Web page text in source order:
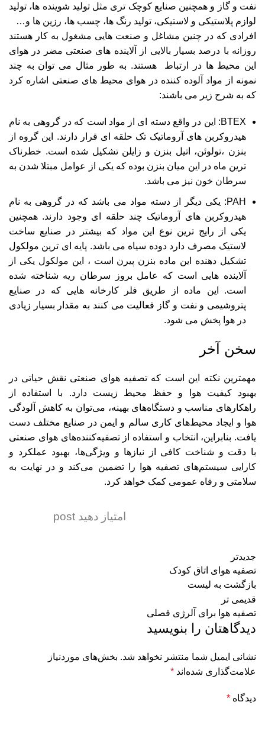
نفت و گاز و همچنین صنایع کوچک تری مثل تولید شوینده ها، تولید
لوازم پلاستیکی و لاستیکی، تولید رنگ ها، چسب ها، رزین ها و…
افرادی که در چنین مشاغل و صنعت هایی مشغول به کار هستند
روزانه با درصد بسیار بالایی از آلاینده های صنعتی مضر در هوای
این محیط ها در ارتباط هستند. به طور مثال می توان به چند
نمونه از مواد آلوده کننده در هوای محیط های صنعتی اشاره کرد
که به شرح زیر می باشند:
BTEX: این در واقع دسته ای از مواد است که در گروهی به نام
هیدروکربن های آروماتیک تک حلقه ای قرار دارند. این گروه از
بنزن ،تولوئن، اتیل بنزن و زایلن تشکیل شده است. خطرناک
ترین ماه در این میان بنزن بوده که یکی از عوامل مبتلا شدن به
سرطان خون نیز می باشد.
PAH: یکی دیگر از دسته مواد می باشد که در گروهی به نام
هیدروکربن های آروماتیک چند حلقه ای وجود دارند. همچنین
یکی از رایج ترین نوع این مواد که بیشتر در صنایع ساخت
لاستیک مصرف دارد دوده سیاه می باشد. پایه ای ترین مولکول
تشکیل دهنده این ماده بنزن پیرن است ، این مولکول یکی از
آلاینده هایی است که عامل بروز سرطان ریه شناخته شده
است. این ماده از طریق فلر کارخانه هایی که در صنایع
پتروشیمی و نفت و گاز فعالیت می کنند به مقدار بسیار زیادی
در هوا پخش می شود.
سخن آخر
مهمترین نکته این است که تصفیه هوای صنعتی نقش حیاتی در
بهبود کیفیت هوا و حفظ محیط زیست دارد. با استفاده از
راهکارهای مناسب و دستگاه‌های بهینه، می‌توان به کاهش آلودگی
هوا و ایجاد محیط‌های کاری سالم و ایمن در صنایع مختلف دست
یافت. بنابراین، انتخاب و استفاده از تصفیه‌کننده‌های هوای صنعتی
با دقت و شناخت کافی از نیازها و ویژگی‌ها، بهبود عملکرد و
کارایی سیستم‌های تصفیه هوا را تضمین می‌کند و در نهایت به
سلامتی و رفاه عمومی کمک خواهد کرد.
امتیاز دهید post
جدیدتر
تصفیه هوای اتاق کودک
بازگشت به لیست
قدیمی تر
تصفیه هوا برای آلرژی فصلی
دیدگاهتان را بنویسید
نشانی ایمیل شما منتشر نخواهد شد. بخش‌های موردنیاز
علامت‌گذاری شده‌اند *
دیدگاه *